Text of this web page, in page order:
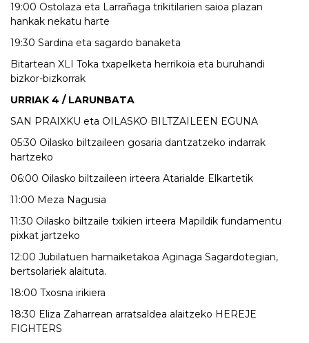
19:00 Ostolaza eta Larrañaga trikitilarien saioa plazan
hankak nekatu harte
19:30 Sardina eta sagardo banaketa
Bitartean XLI Toka txapelketa herrikoia eta buruhandi
bizkor-bizkorrak
URRIAK 4 / LARUNBATA
SAN PRAIXKU eta OILASKO BILTZAILEEN EGUNA
05:30 Oilasko biltzaileen gosaria dantzatzeko indarrak
hartzeko
06:00 Oilasko biltzaileen irteera Atarialde Elkartetik
11:00 Meza Nagusia
11:30 Oilasko biltzaile txikien irteera Mapildik fundamentu
pixkat jartzeko
12:00 Jubilatuen hamaiketakoa Aginaga Sagardotegian,
bertsolariek alaituta.
18:00 Txosna irikiera
18:30 Eliza Zaharrean arratsaldea alaitzeko HEREJE
FIGHTERS